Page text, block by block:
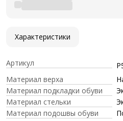
Характеристики
Артикул
Материал верха
Материал подкладки обуви
Материал стельки
Материал подошвы обуви